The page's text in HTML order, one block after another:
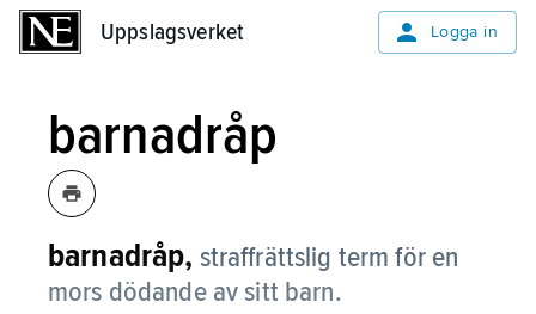
Uppslagsverket Logga in
barnadråp
barnadråp, straffrättslig term för en
mors dödande av sitt barn.